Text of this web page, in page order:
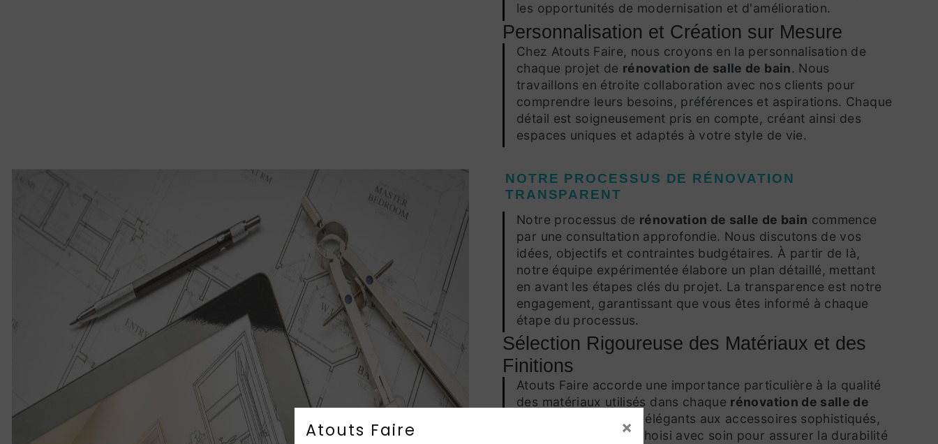
Atouts Faire ×
les opportunités de modernisation et d'amélioration.
Personnalisation et Création sur Mesure
Chez Atouts Faire, nous croyons en la personnalisation de
chaque projet de rénovation de salle de bain. Nous
travaillons en étroite collaboration avec nos clients pour
comprendre leurs besoins, préférences et aspirations. Chaque
détail est soigneusement pris en compte, créant ainsi des
espaces uniques et adaptés à votre style de vie.
NOTRE PROCESSUS DE RÉNOVATION
TRANSPARENT
Notre processus de rénovation de salle de bain commence
par une consultation approfondie. Nous discutons de vos
idées, objectifs et contraintes budgétaires. À partir de là,
notre équipe expérimentée élabore un plan détaillé, mettant
en avant les étapes clés du projet. La transparence est notre
engagement, garantissant que vous êtes informé à chaque
étape du processus.
Sélection Rigoureuse des Matériaux et des
Finitions
Atouts Faire accorde une importance particulière à la qualité
des matériaux utilisés dans chaque rénovation de salle de
. Des carrelages élégants aux accessoires sophistiqués,
chaque élément est choisi avec soin pour assurer la durabilité